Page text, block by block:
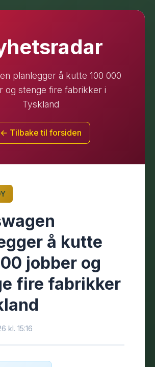
planlegger å kutte 100 000
og stenge fire fabrikker i
Tyskland
← Tilbake til forsiden
å kutte
jobber og
fire fabrikker
kl. 15:16